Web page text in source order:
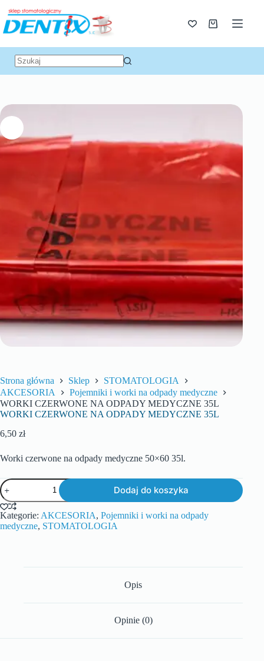
Strona główna Sklep
STOMATOLOGIA
AKCESORIA
Pojemniki i worki na odpady medyczne
WORKI CZERWONE NA ODPADY MEDYCZNE 35L
WORKI CZERWONE NA ODPADY MEDYCZNE 35L
6,50 zł
Worki czerwone na odpady medyczne 50×60 35l.
Dodaj do koszyka
Kategorie: AKCESORIA, Pojemniki i worki na odpady
medyczne, STOMATOLOGIA
Opis
Opinie (0)